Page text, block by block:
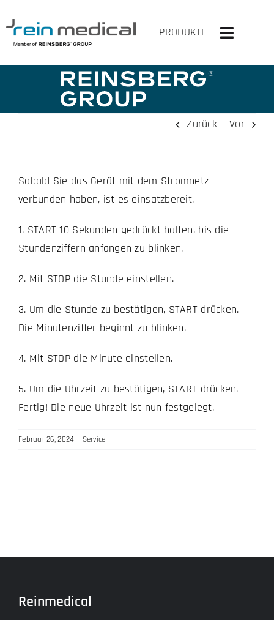
Inhalt
springen
PRODUKTE
Toggle
HOME
LÖSUNGEN
VIRTUELLER OP
KONTAKT
Zurück Vor
Sobald Sie das Gerät mit dem Stromnetz
verbunden haben, ist es einsatzbereit.
1. START 10 Sekunden gedrückt halten, bis die
Stundenziffern anfangen zu blinken.
2. Mit STOP die Stunde einstellen.
3. Um die Stunde zu bestätigen, START drücken.
Die Minutenziffer beginnt zu blinken.
4. Mit STOP die Minute einstellen.
5. Um die Uhrzeit zu bestätigen, START drücken.
Fertig! Die neue Uhrzeit ist nun festgelegt.
Februar 26, 2024 | Service
Reinmedical